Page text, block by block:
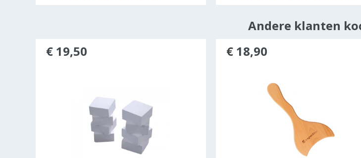
Andere klanten
€ 19,50 € 18,90